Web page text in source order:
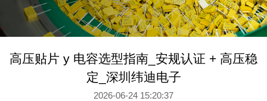
高压贴片 y 电容选型指南_安规认证 + 高压稳
定_深圳纬迪电子
2026-06-24 15:20:37